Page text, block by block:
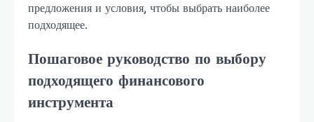
предложения и условия, чтобы выбрать наиболее
подходящее.
Пошаговое руководство по выбору
подходящего финансового
инструмента